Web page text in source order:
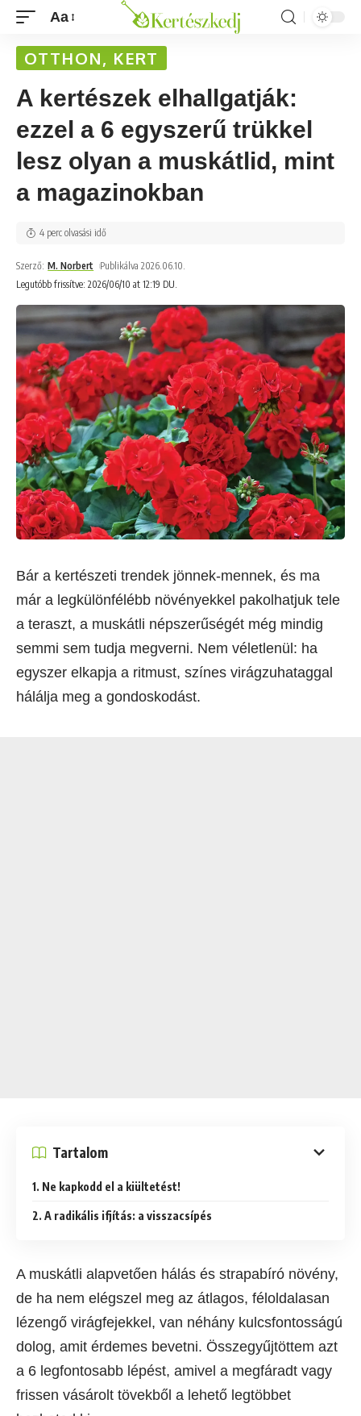
Aa
OTTHON, KERT
A kertészek elhallgatják:
ezzel a 6 egyszerű trükkel
lesz olyan a muskátlid, mint
a magazinokban
Legutóbb frissítve: 2026/06/10 at 12:19 DU.
Szerző: M. Norbert Publikálva 2026.06.10.
4 perc olvasási idő
Bár a kertészeti trendek jönnek-mennek, és ma
már a legkülönfélébb növényekkel pakolhatjuk tele
a teraszt, a muskátli népszerűségét még mindig
semmi sem tudja megverni. Nem véletlenül: ha
egyszer elkapja a ritmust, színes virágzuhataggal
hálálja meg a gondoskodást.
Tartalom
1. Ne kapkodd el a kiültetést!
2. A radikális ifjítás: a visszacsípés
A muskátli alapvetően hálás és strapabíró növény,
de ha nem elégszel meg az átlagos, féloldalasan
lézengő virágfejekkel, van néhány kulcsfontosságú
dolog, amit érdemes bevetni. Összegyűjtöttem azt
a 6 legfontosabb lépést, amivel a megfáradt vagy
frissen vásárolt tövekből a lehető legtöbbet